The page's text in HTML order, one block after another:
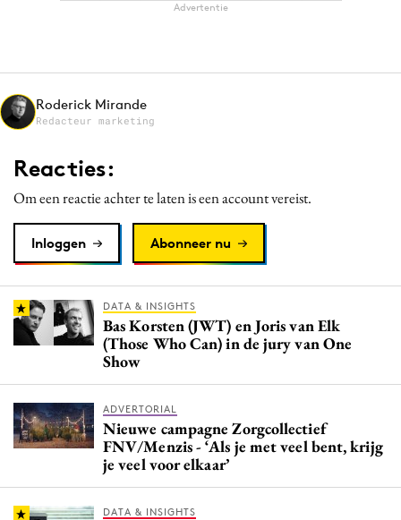
Media
Merkstrategie
PR
Programmatic
Reputatie & crisis
Advertentie
Roderick Mirande
Redacteur marketing
Reacties:
Om een reactie achter te laten is een account vereist.
Inloggen Abonneer nu
DATA & INSIGHTS
Bas Korsten (JWT) en Joris van Elk
(Those Who Can) in de jury van One
Show
ADVERTORIAL
Nieuwe campagne Zorgcollectief
FNV/Menzis - ‘Als je met veel bent, krijg
je veel voor elkaar’
DATA & INSIGHTS